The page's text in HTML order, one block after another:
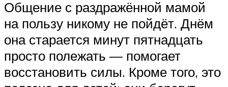
Общение с раздражённой мамой
на пользу никому не пойдёт. Днём
она старается минут пятнадцать
просто полежать — помогает
восстановить силы. Кроме того, это